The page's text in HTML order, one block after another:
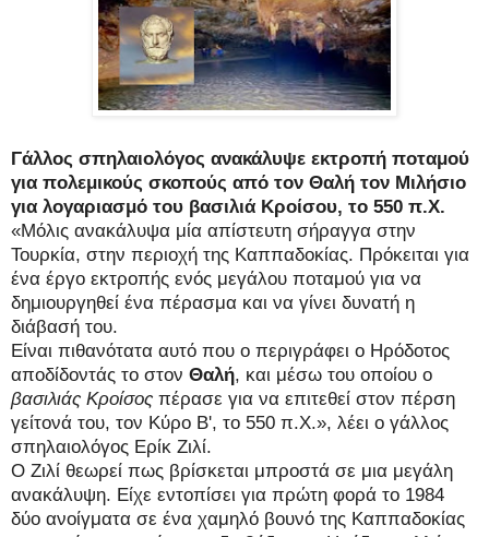
Γάλλος σπηλαιολόγος ανακάλυψε εκτροπή ποταμού
για πολεμικούς σκοπούς από τον Θαλή τον Μιλήσιο
για λογαριασμό του βασιλιά Κροίσου, το 550 π.Χ.
«Μόλις ανακάλυψα μία απίστευτη σήραγγα στην
Τουρκία, στην περιοχή της Καππαδοκίας. Πρόκειται για
ένα έργο εκτροπής ενός μεγάλου ποταμού για να
δημιουργηθεί ένα πέρασμα και να γίνει δυνατή η
διάβασή του.
Είναι πιθανότατα αυτό που ο περιγράφει ο Ηρόδοτος
αποδίδοντάς το στον Θαλή, και μέσω του οποίου ο
βασιλιάς Κροίσος πέρασε για να επιτεθεί στον πέρση
γείτονά του, τον Κύρο Β', το 550 π.Χ.», λέει ο γάλλος
σπηλαιολόγος Ερίκ Ζιλί.
Ο Ζιλί θεωρεί πως βρίσκεται μπροστά σε μια μεγάλη
ανακάλυψη. Είχε εντοπίσει για πρώτη φορά το 1984
δύο ανοίγματα σε ένα χαμηλό βουνό της Καππαδοκίας